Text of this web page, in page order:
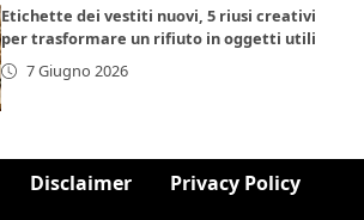
Etichette dei vestiti nuovi, 5 riusi creativi
per trasformare un rifiuto in oggetti utili
7 Giugno 2026
Disclaimer Privacy Policy